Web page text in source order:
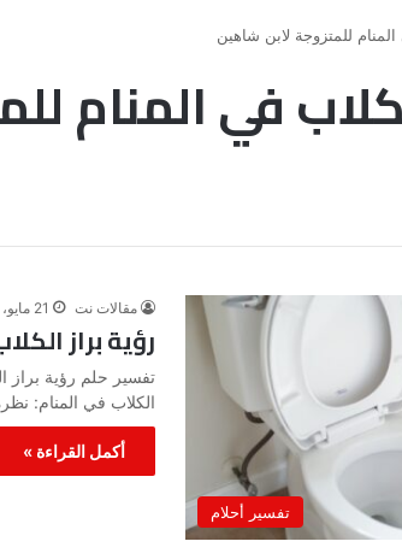
للمتزوجة لابن شاهين
في المنام
تفسير أحلام
مقالات نت 21 مايو، 2025
رؤية براز
تفسير حلم رؤية براز
الكلاب في المنام:
أكمل القراءة »
رؤية
المتسخ